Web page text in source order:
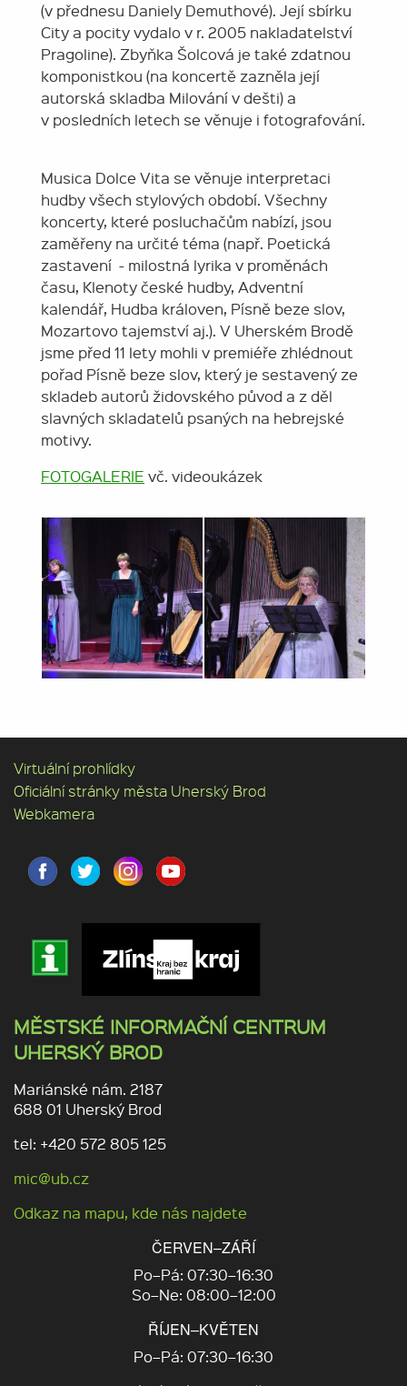
(v přednesu Daniely Demuthové). Její sbírku
City a pocity vydalo v r. 2005 nakladatelství
Pragoline). Zbyňka Šolcová je také zdatnou
komponistkou (na koncertě zazněla její
autorská skladba Milování v dešti) a
v posledních letech se věnuje i fotografování.
Musica Dolce Vita se věnuje interpretaci
hudby všech stylových období. Všechny
koncerty, které posluchačům nabízí, jsou
zaměřeny na určité téma (např. Poetická
zastavení - milostná lyrika v proměnách
času, Klenoty české hudby, Adventní
kalendář, Hudba královen, Písně beze slov,
Mozartovo tajemství aj.). V Uherském Brodě
jsme před 11 lety mohli v premiéře zhlédnout
pořad Písně beze slov, který je sestavený ze
skladeb autorů židovského původ a z děl
slavných skladatelů psaných na hebrejské
motivy.
FOTOGALERIE vč. videoukázek
Virtuální prohlídky
Oficiální stránky města Uherský Brod
Webkamera
MĚSTSKÉ INFORMAČNÍ CENTRUM
UHERSKÝ BROD
Mariánské nám. 2187
688 01 Uherský Brod
tel: +420 572 805 125
mic@ub.cz
Odkaz na mapu, kde nás najdete
ČERVEN–ZÁŘÍ
Po–Pá: 07:30–16:30
So–Ne: 08:00–12:00
ŘÍJEN–KVĚTEN
Po–Pá: 07:30–16:30